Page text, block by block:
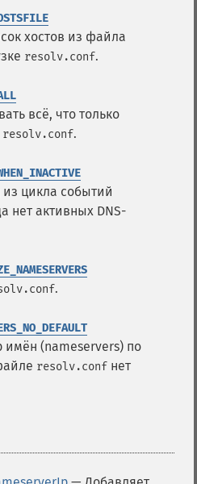
хостов из файла
resolv.conf.
всё, что только
resolv.conf.
цикла событий
нет активных DNS-
.
имён (nameservers) по
resolv.conf нет